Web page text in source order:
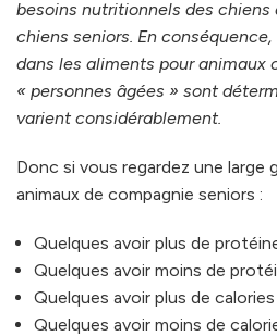
besoins nutritionnels des chiens
chiens seniors. En
dans les aliments pour animaux
« personnes âgées » sont
varient considérablement.
Donc si vous regardez une large
animaux de compagnie seniors :
Quelques avoir plus de
Quelques avoir moins de
Quelques avoir plus de calories
Quelques avoir moins de